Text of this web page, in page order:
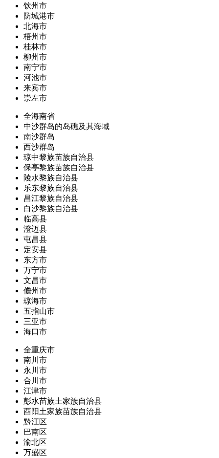
钦州市
防城港市
北海市
梧州市
桂林市
柳州市
南宁市
河池市
来宾市
崇左市
全海南省
中沙群岛的岛礁及其海域
南沙群岛
西沙群岛
琼中黎族苗族自治县
保亭黎族苗族自治县
陵水黎族自治县
乐东黎族自治县
昌江黎族自治县
白沙黎族自治县
临高县
澄迈县
屯昌县
定安县
东方市
万宁市
文昌市
儋州市
琼海市
五指山市
三亚市
海口市
全重庆市
南川市
永川市
合川市
江津市
彭水苗族土家族自治县
酉阳土家族苗族自治县
黔江区
巴南区
渝北区
万盛区